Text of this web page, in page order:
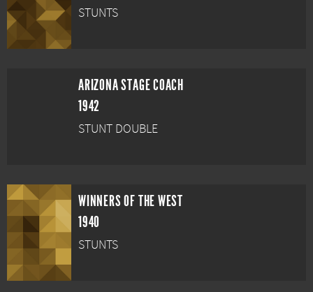
STUNTS
ARIZONA STAGE COACH
1942
STUNT DOUBLE
WINNERS OF THE WEST
1940
STUNTS